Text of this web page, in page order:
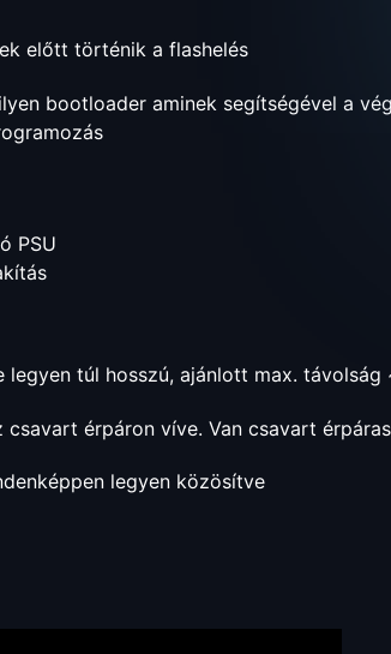
előtt történik a flashelés
bootloader aminek segítségével a
PSU
túl hosszú, ajánlott max. távolság
érpáron víve. Van csavart
legyen közösítve